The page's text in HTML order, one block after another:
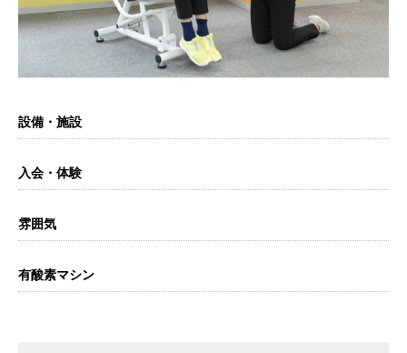
設備・施設
入会・体験
雰囲気
有酸素マシン